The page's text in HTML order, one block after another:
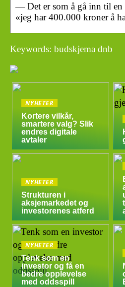
— Det er som å gå inn til en
«jeg har 400.000 kroner å
Keywords: budskjema dnb
NYHETER
Kortere vilkår,
smartere valg? Slik
endres digitale
avtaler
NYHETER
Strukturen i
aksjemarkedet og
investorenes atferd
NYHETER
Tenk som en
investor og få en
bedre opplevelse
med oddsspill